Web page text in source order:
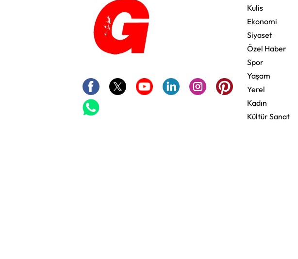
Kulis
Ekonomi
Siyaset
Özel Haber
Spor
Yaşam
Yerel
Kadın
Kültür Sanat